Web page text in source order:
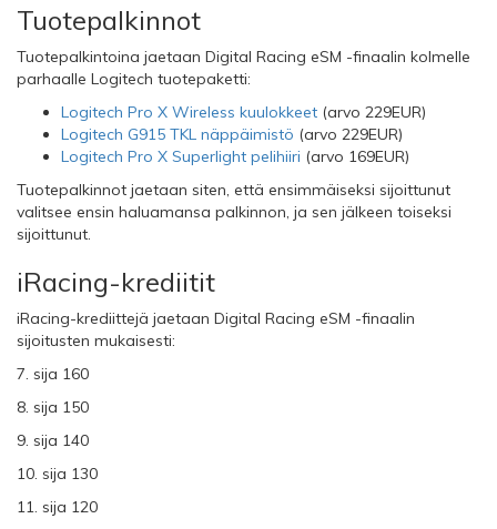
Tuotepalkinnot
Tuotepalkintoina jaetaan Digital Racing eSM -finaalin kolmelle
parhaalle Logitech tuotepaketti:
Logitech Pro X Wireless kuulokkeet (arvo 229EUR)
Logitech G915 TKL näppäimistö (arvo 229EUR)
Logitech Pro X Superlight pelihiiri (arvo 169EUR)
Tuotepalkinnot jaetaan siten, että ensimmäiseksi sijoittunut
valitsee ensin haluamansa palkinnon, ja sen jälkeen toiseksi
sijoittunut.
iRacing-krediitit
iRacing-krediittejä jaetaan Digital Racing eSM -finaalin
sijoitusten mukaisesti:
7. sija 160
8. sija 150
9. sija 140
10. sija 130
11. sija 120